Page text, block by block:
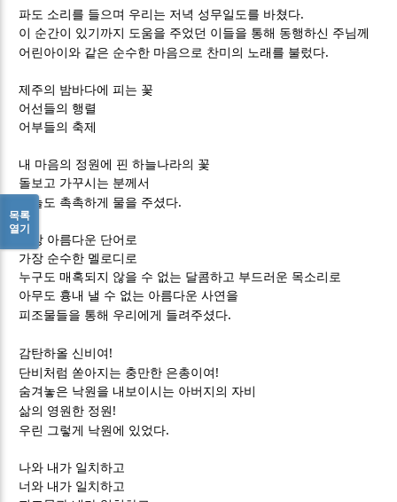
파도 소리를 들으며 우리는 저녁 성무일도를 바쳤다.
이 순간이 있기까지 도움을 주었던 이들을 통해 동행하신 주님께
어린아이와 같은 순수한 마음으로 찬미의 노래를 불렀다.
제주의 밤바다에 피는 꽃
어선들의 행렬
어부들의 축제
내 마음의 정원에 핀 하늘나라의 꽃
돌보고 가꾸시는 분께서
오늘도 촉촉하게 물을 주셨다.
가장 아름다운 단어로
가장 순수한 멜로디로
누구도 매혹되지 않을 수 없는 달콤하고 부드러운 목소리로
아무도 흉내 낼 수 없는 아름다운 사연을
피조물들을 통해 우리에게 들려주셨다.
감탄하올 신비여 !
단비처럼 쏟아지는 충만한 은총이여 !
숨겨놓은 낙원을 내보이시는 아버지의 자비
삶의 영원한 정원 !
우린 그렇게 낙원에 있었다.
나와 내가 일치하고
너와 내가 일치하고
목록
열기